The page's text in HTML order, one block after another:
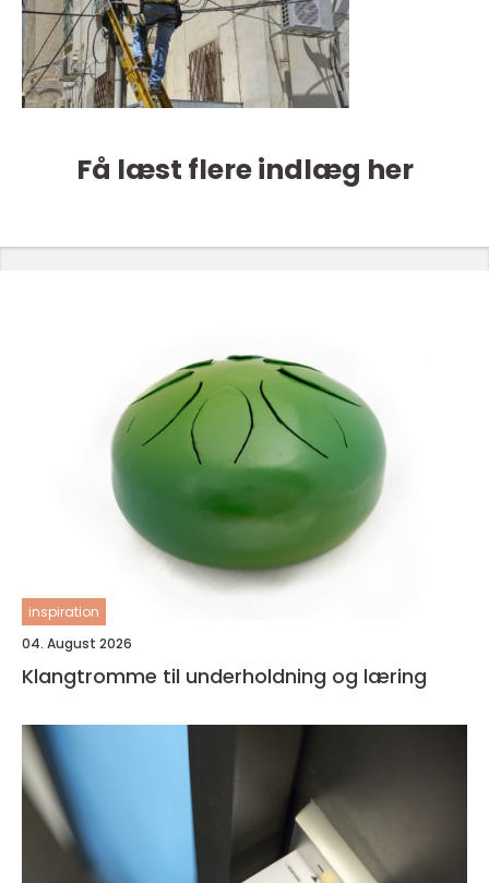
Få læst flere indlæg her
inspiration
04. August 2026
Klangtromme til underholdning og læring